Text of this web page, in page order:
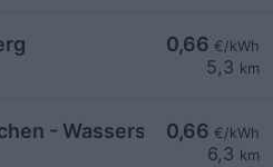
0,66 €/kWh
5,3 km
0,66 €/kWh
6,3 km
- Wasserschloss